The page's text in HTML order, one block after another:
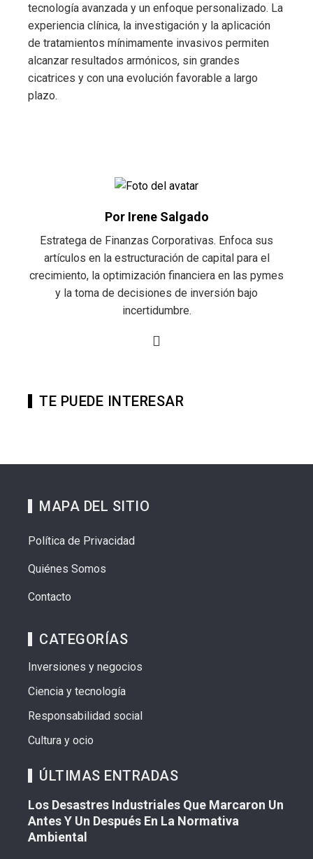
tecnología avanzada y un enfoque personalizado. La
experiencia clínica, la investigación y la aplicación
de tratamientos mínimamente invasivos permiten
alcanzar resultados armónicos, sin grandes
cicatrices y con una evolución favorable a largo
plazo.
Por Irene Salgado
Estratega de Finanzas Corporativas. Enfoca sus
artículos en la estructuración de capital para el
crecimiento, la optimización financiera en las pymes
y la toma de decisiones de inversión bajo
incertidumbre.
TE PUEDE INTERESAR
MAPA DEL SITIO
Política de Privacidad
Quiénes Somos
Contacto
CATEGORÍAS
Inversiones y negocios
Ciencia y tecnología
Responsabilidad social
Cultura y ocio
ÚLTIMAS ENTRADAS
Los Desastres Industriales Que Marcaron Un
Antes Y Un Después En La Normativa
Ambiental